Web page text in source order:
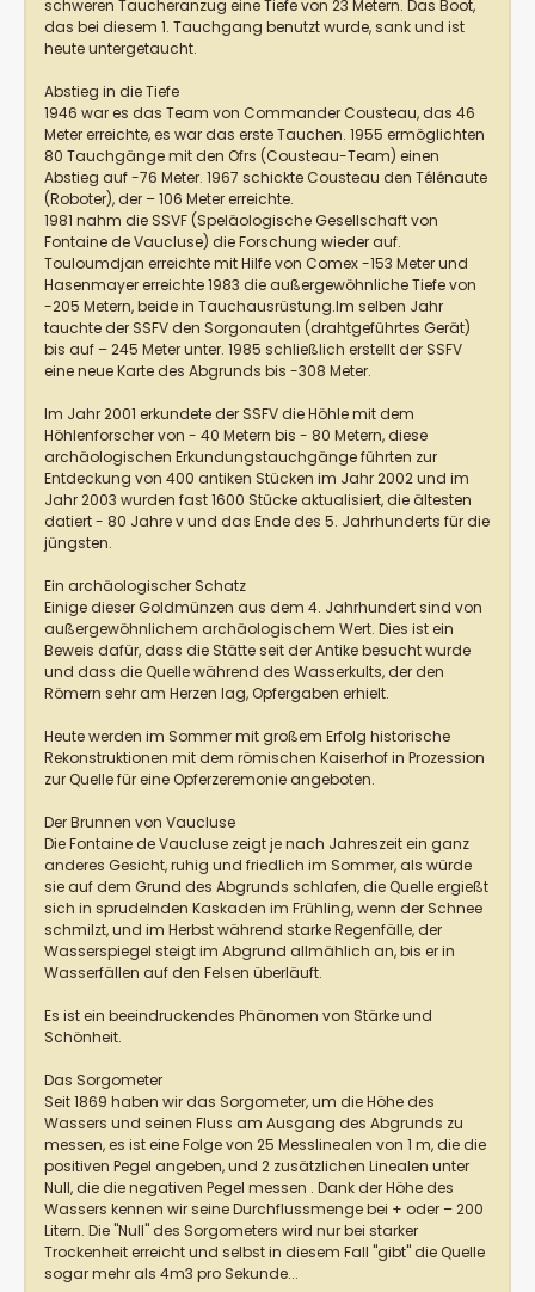
schweren Taucheranzug eine Tiefe von 23 Metern. Das Boot,
das bei diesem 1. Tauchgang benutzt wurde, sank und ist
heute untergetaucht.
Abstieg in die Tiefe
1946 war es das Team von Commander Cousteau, das 46
Meter erreichte, es war das erste Tauchen. 1955 ermöglichten
80 Tauchgänge mit den Ofrs (Cousteau-Team) einen
Abstieg auf -76 Meter. 1967 schickte Cousteau den Télénaute
(Roboter), der – 106 Meter erreichte.
1981 nahm die SSVF (Speläologische Gesellschaft von
Fontaine de Vaucluse) die Forschung wieder auf.
Touloumdjan erreichte mit Hilfe von Comex -153 Meter und
Hasenmayer erreichte 1983 die außergewöhnliche Tiefe von
-205 Metern, beide in Tauchausrüstung.Im selben Jahr
tauchte der SSFV den Sorgonauten (drahtgeführtes Gerät)
bis auf – 245 Meter unter. 1985 schließlich erstellt der SSFV
eine neue Karte des Abgrunds bis -308 Meter.
Im Jahr 2001 erkundete der SSFV die Höhle mit dem
Höhlenforscher von - 40 Metern bis - 80 Metern, diese
archäologischen Erkundungstauchgänge führten zur
Entdeckung von 400 antiken Stücken im Jahr 2002 und im
Jahr 2003 wurden fast 1600 Stücke aktualisiert, die ältesten
datiert - 80 Jahre v und das Ende des 5. Jahrhunderts für die
jüngsten.
Ein archäologischer Schatz
Einige dieser Goldmünzen aus dem 4. Jahrhundert sind von
außergewöhnlichem archäologischem Wert. Dies ist ein
Beweis dafür, dass die Stätte seit der Antike besucht wurde
und dass die Quelle während des Wasserkults, der den
Römern sehr am Herzen lag, Opfergaben erhielt.
Heute werden im Sommer mit großem Erfolg historische
Rekonstruktionen mit dem römischen Kaiserhof in Prozession
zur Quelle für eine Opferzeremonie angeboten.
Der Brunnen von Vaucluse
Die Fontaine de Vaucluse zeigt je nach Jahreszeit ein ganz
anderes Gesicht, ruhig und friedlich im Sommer, als würde
sie auf dem Grund des Abgrunds schlafen, die Quelle ergießt
sich in sprudelnden Kaskaden im Frühling, wenn der Schnee
schmilzt, und im Herbst während starke Regenfälle, der
Wasserspiegel steigt im Abgrund allmählich an, bis er in
Wasserfällen auf den Felsen überläuft.
Es ist ein beeindruckendes Phänomen von Stärke und
Schönheit.
Das Sorgometer
Seit 1869 haben wir das Sorgometer, um die Höhe des
Wassers und seinen Fluss am Ausgang des Abgrunds zu
messen, es ist eine Folge von 25 Messlinealen von 1 m, die die
positiven Pegel angeben, und 2 zusätzlichen Linealen unter
Null, die die negativen Pegel messen . Dank der Höhe des
Wassers kennen wir seine Durchflussmenge bei + oder – 200
Litern. Die "Null" des Sorgometers wird nur bei starker
Trockenheit erreicht und selbst in diesem Fall "gibt" die Quelle
sogar mehr als 4m3 pro Sekunde...